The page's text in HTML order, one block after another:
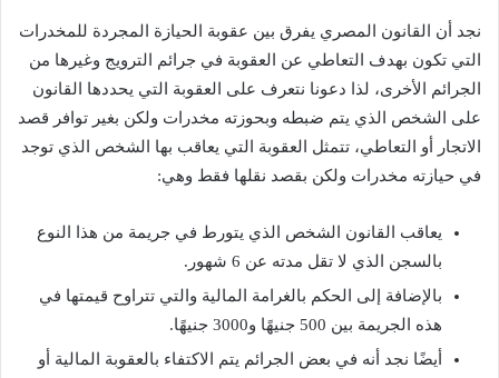
نجد أن القانون المصري يفرق بين عقوبة الحيازة المجردة للمخدرات
التي تكون بهدف التعاطي عن العقوبة في جرائم الترويج وغيرها من
الجرائم الأخرى، لذا دعونا نتعرف على العقوبة التي يحددها القانون
على الشخص الذي يتم ضبطه وبحوزته مخدرات ولكن بغير توافر قصد
الاتجار أو التعاطي، تتمثل العقوبة التي يعاقب بها الشخص الذي توجد
في حيازته مخدرات ولكن بقصد نقلها فقط وهي:
يعاقب القانون الشخص الذي يتورط في جريمة من هذا النوع
بالسجن الذي لا تقل مدته عن 6 شهور.
بالإضافة إلى الحكم بالغرامة المالية والتي تتراوح قيمتها في
هذه الجريمة بين 500 جنيهًا و3000 جنيهًا.
أيضًا نجد أنه في بعض الجرائم يتم الاكتفاء بالعقوبة المالية أو